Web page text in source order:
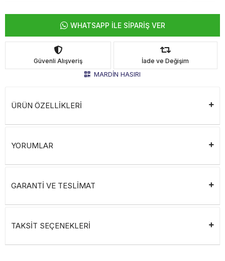
WHATSAPP İLE SİPARİŞ VER
Güvenli Alışveriş İade ve Değişim
MARDİN HASIRI
ÜRÜN ÖZELLİKLERİ
YORUMLAR
GARANTİ VE TESLİMAT
TAKSİT SEÇENEKLERİ